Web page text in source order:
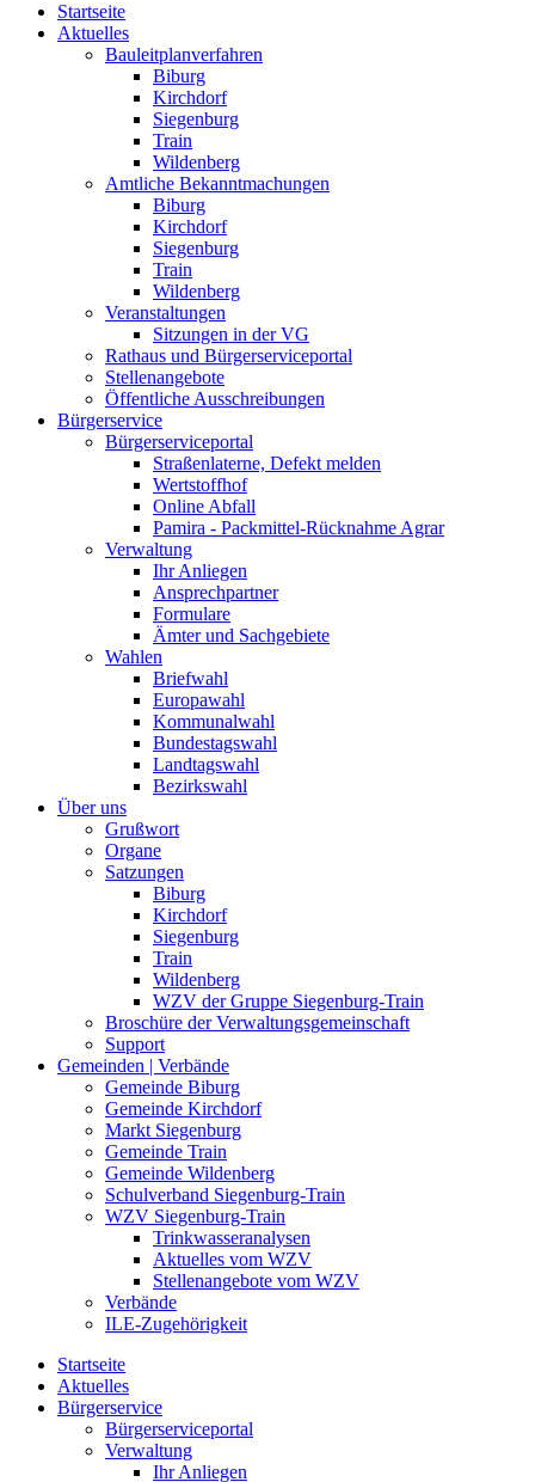
Startseite
Aktuelles
Bauleitplanverfahren
Biburg
Kirchdorf
Siegenburg
Train
Wildenberg
Amtliche Bekanntmachungen
Biburg
Kirchdorf
Siegenburg
Train
Wildenberg
Veranstaltungen
Sitzungen in der VG
Rathaus und Bürgerserviceportal
Stellenangebote
Öffentliche Ausschreibungen
Bürgerservice
Bürgerserviceportal
Straßenlaterne, Defekt melden
Wertstoffhof
Online Abfall
Pamira - Packmittel-Rücknahme Agrar
Verwaltung
Ihr Anliegen
Ansprechpartner
Formulare
Ämter und Sachgebiete
Wahlen
Briefwahl
Europawahl
Kommunalwahl
Bundestagswahl
Landtagswahl
Bezirkswahl
Über uns
Grußwort
Organe
Satzungen
Biburg
Kirchdorf
Siegenburg
Train
Wildenberg
WZV der Gruppe Siegenburg-Train
Broschüre der Verwaltungsgemeinschaft
Support
Gemeinden | Verbände
Gemeinde Biburg
Gemeinde Kirchdorf
Markt Siegenburg
Gemeinde Train
Gemeinde Wildenberg
Schulverband Siegenburg-Train
WZV Siegenburg-Train
Trinkwasseranalysen
Aktuelles vom WZV
Stellenangebote vom WZV
Verbände
ILE-Zugehörigkeit
Startseite
Aktuelles
Bürgerservice
Bürgerserviceportal
Verwaltung
Ihr Anliegen